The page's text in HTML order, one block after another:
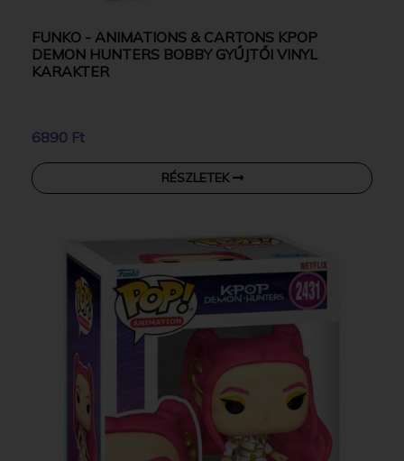
FUNKO - ANIMATIONS & CARTONS KPOP
DEMON HUNTERS BOBBY GYŰJTŐI VINYL
KARAKTER
6890 Ft
RÉSZLETEK